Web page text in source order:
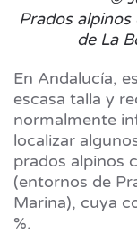
Prados alpinos
de La
En Andalucía,
escasa talla y
normalmente
localizar
prados alpinos
(entornos de
Marina), cuya
%.